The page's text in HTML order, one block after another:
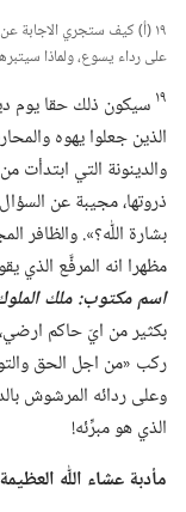
١٩ (‏أ)‏ كيف ستجري الاجابة عن السؤال المطروح في
على رداء يسوع،‏ ولماذا
١٩ سيكون ذلك حقا يوم
الذين جعلوا يهوه
ذروتها،‏ مجيبة عن
بشارة اللّٰه؟‏».‏ والظافر
مظهرا انه المرفَّع الذي
اسم مكتوب:‏ ملك
بكثير من ايّ حاكم
ركب «من اجل الحق
وعلى ردائه المرشوش
الذي هو مبرِّئه!‏
مأدبة عشاء اللّٰه العظيمة